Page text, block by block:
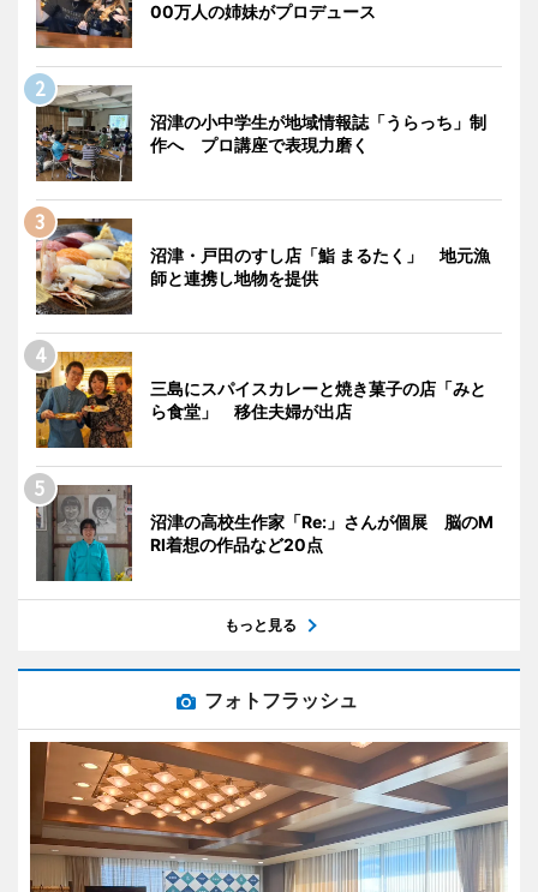
00万人の姉妹がプロデュース
沼津の小中学生が地域情報誌「うらっち」制
作へ プロ講座で表現力磨く
沼津・戸田のすし店「鮨 まるたく」 地元漁
師と連携し地物を提供
三島にスパイスカレーと焼き菓子の店「みと
ら食堂」 移住夫婦が出店
沼津の高校生作家「Re:」さんが個展 脳のM
RI着想の作品など20点
もっと見る
フォトフラッシュ